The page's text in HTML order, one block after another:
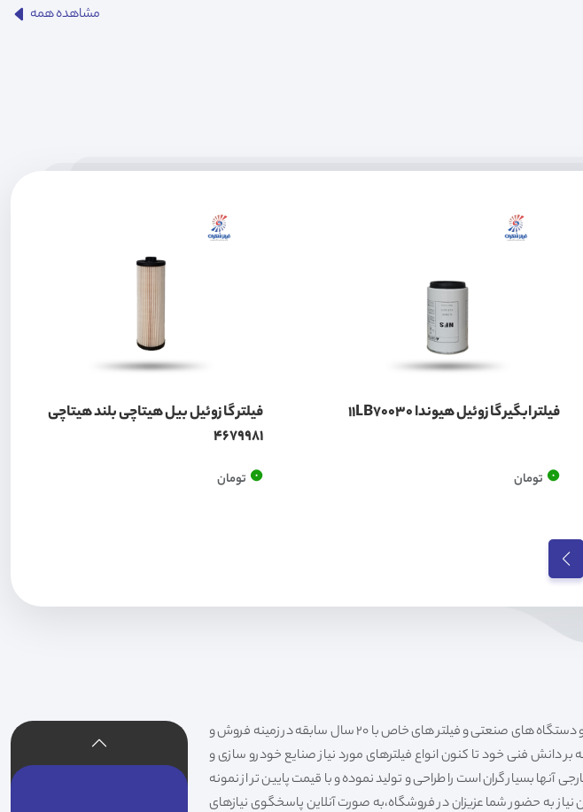
مشاهده همه
فیلتر ابگیر گازوئیل هیوندا 11LB70030
0 تومان
فیلتر گازوئیل بیل هیتاچی بلند هیتاچی
4679981
0 تومان
فیلتر شکری تهیه و توزیع کننده انواع فیلتر خودروهای سواری،سنگین،راهسازی و دستگاه های صنعتی و فیلتر های خاص با 20 سال سابقه در زمینه فروش و
بر دانش فنی خود تا کنون انواع فیلترهای مورد نیاز صنایع خودرو سازی و
بسیار گران است را طراحی و تولید نموده و با قیمت پایین تر از نمونه
به حضور شما عزیزان در فروشگاه،به صورت آنلاین پاسخگوی نیازهای